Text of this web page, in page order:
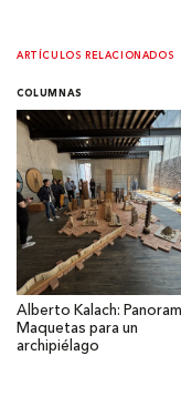
ARTÍCULOS RELACIONADOS
COLUMNAS
Alberto Kalach:
Maquetas para un
archipiélago